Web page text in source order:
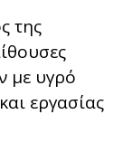
της
με υγρό
εργασίας